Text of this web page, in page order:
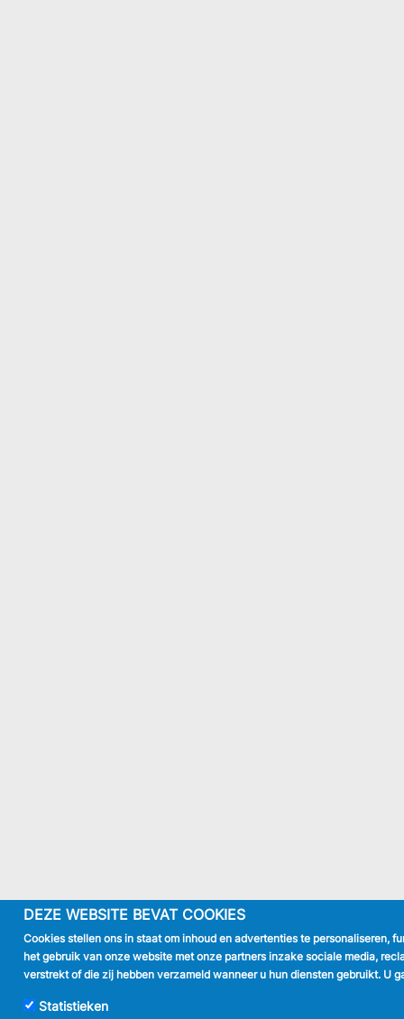
DEZE WEBSITE BEVAT COOKIES
Cookies stellen ons in staat om inhoud en advertenties te personaliseren,
het gebruik van onze website met onze partners inzake sociale media,
verstrekt of die zij hebben verzameld wanneer u hun diensten gebruikt. U
Statistieken